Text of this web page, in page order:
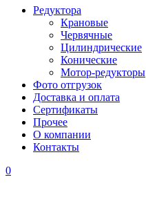
Редуктора
Крановые
Червячные
Цилиндрические
Конические
Мотор-редукторы
Фото отгрузок
Доставка и оплата
Сертификаты
Прочее
О компании
Контакты
0